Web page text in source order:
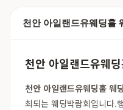
천안 아일랜드유웨딩홀
천안 아일랜드유웨
천안 아일랜드유웨딩홀 웨
최되는 웨딩박람회입니다.